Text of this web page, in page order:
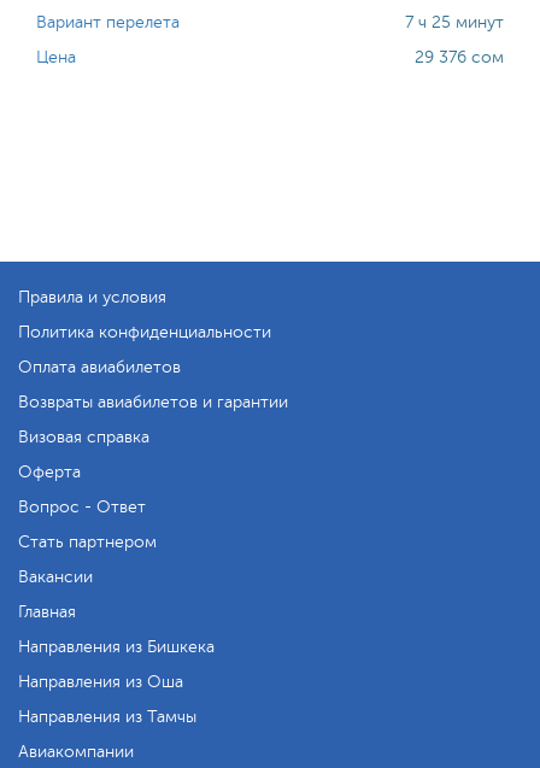
Вариант перелета
Цена
7 ч 25 минут
29 376 сом
Правила и условия
Политика конфиденциальности
Оплата авиабилетов
Возвраты авиабилетов и гарантии
Визовая справка
Оферта
Вопрос - Ответ
Стать партнером
Вакансии
Главная
Направления из Бишкека
Направления из Оша
Направления из Тамчы
Авиакомпании